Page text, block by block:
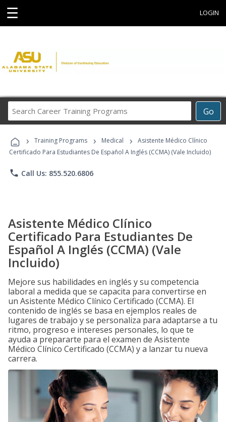
☰ LOGIN
Go
Career
Programs
› Training Programs › Medical ›
Asistente Médico Clínico
Certificado Para Estudiantes De Español A Inglés (CCMA) (Vale Incluido)
phone Call Us: 855.520.6806
Asistente Médico Clínico
Certificado Para Estudiantes De
Español A Inglés (CCMA) (Vale
Incluido)
Mejore sus habilidades en inglés y su competencia
laboral a medida que se capacita para convertirse en
un Asistente Médico Clínico Certificado (CCMA). El
contenido de inglés se basa en ejemplos reales de
lugares de trabajo y se personaliza para adaptarse a tu
ritmo, progreso e intereses personales, lo que te
ayuda a prepararte para el examen de Asistente
Médico Clínico Certificado (CCMA) y a lanzar tu nueva
carrera.